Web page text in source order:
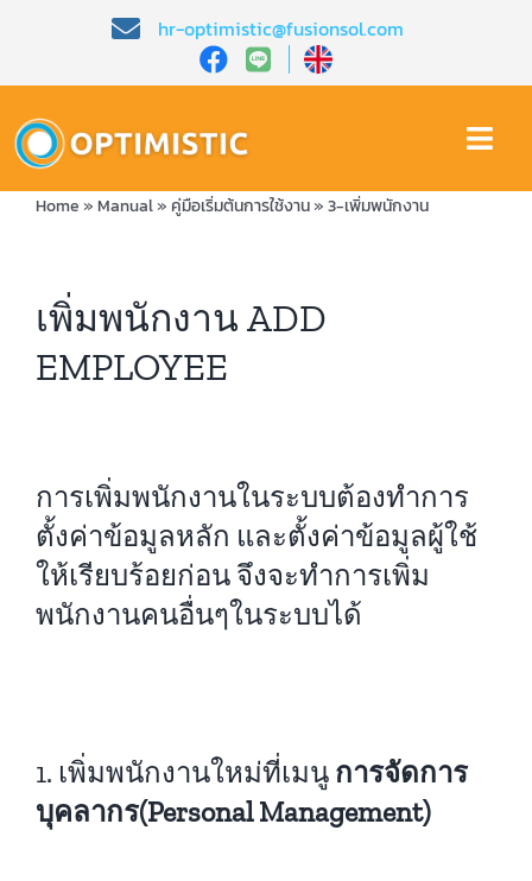
content
hr-optimistic@fusionsol.com
หน้าหลัก​
เกี่ยวกับเรา​
คุณสมบัติ​
การสาธิต
คู่มือการใช้งาน
เข้าสู่ระบบ​
Home» Manual» คู่มือเริ่มต้นการใช้งาน»3-เพิ่มพนักงาน
เพิ่มพนักงาน ADD
EMPLOYEE
การเพิ่มพนักงานในระบบต้องทำการ
ตั้งค่าข้อมูลหลัก และตั้งค่าข้อมูลผู้ใช้
ให้เรียบร้อยก่อน จึงจะทำการเพิ่ม
พนักงานคนอื่นๆในระบบได้
1. เพิ่มพนักงานใหม่ที่เมนู การจัดการ
บุคลากร(Personal Management)